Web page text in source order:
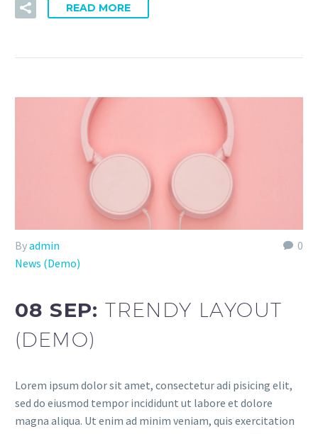
READ MORE
0
Byadmin
News (Demo)
08 SEP:TRENDY LAYOUT
(DEMO)
Lorem ipsum dolor sit amet, consectetur adi pisicing elit,
sed do eiusmod tempor incididunt ut labore et dolore
magna aliqua. Ut enim ad minim veniam, quis exercitation